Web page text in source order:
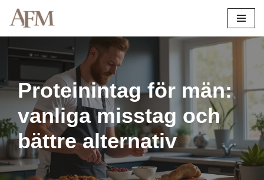
till
innehåll
Proteinintag för män:
vanliga misstag och
bättre alternativ